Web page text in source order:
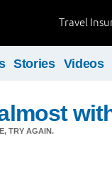
Travel
Stories Videos
TRY AGAIN.